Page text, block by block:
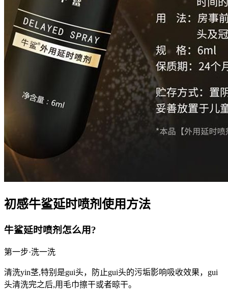
初感牛鲨延时喷剂使用方法
牛鲨延时喷剂怎么用?
第一步·洗一洗
清洗yin茎,特别是gui头，防止gui头的污垢影响吸收效果，gui
头清洗完之后,用毛巾擦干或者晾干。